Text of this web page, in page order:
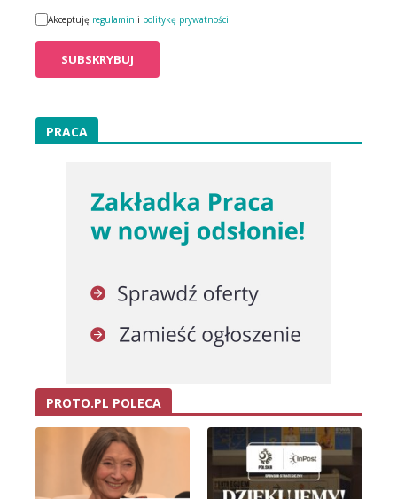
Akceptuję regulamin i politykę prywatności
PRACA
PROTO.PL POLECA